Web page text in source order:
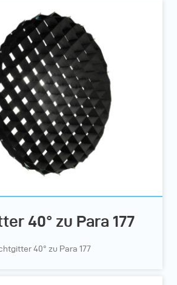
40° zu Para 177
40° zu Para 177